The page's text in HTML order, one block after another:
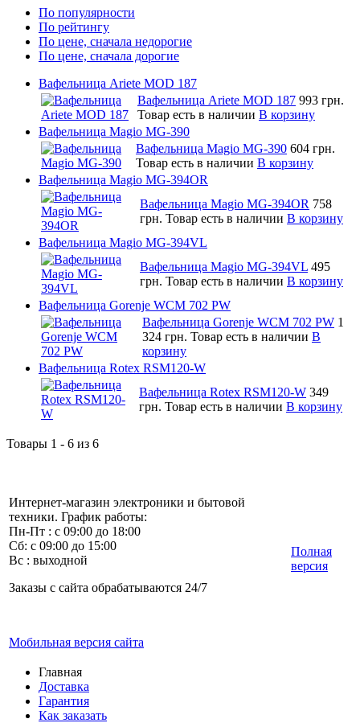
По популярности
По рейтингу
По цене, сначала недорогие
По цене, сначала дорогие
Вафельница Ariete MOD 187
Вафельница Ariete MOD 187 993 грн.
Товар есть в наличии В корзину
Вафельница Magio MG-390
Вафельница Magio MG-390 604 грн.
Товар есть в наличии В корзину
Вафельница Magio MG-394OR
Вафельница Magio MG-394OR 758
грн. Товар есть в наличии В корзину
Вафельница Magio MG-394VL
Вафельница Magio MG-394VL 495
грн. Товар есть в наличии В корзину
Вафельница Gorenje WCM 702 PW
Вафельница Gorenje WCM 702 PW 1
324 грн. Товар есть в наличии В
корзину
Вафельница Rotex RSM120-W
Вафельница Rotex RSM120-W 349
грн. Товар есть в наличии В корзину
Товары 1 - 6 из 6
Интернет-магазин электроники и бытовой
техники. График работы:
Пн-Пт : с 09:00 до 18:00
Сб: с 09:00 до 15:00
Вс : выходной
Заказы с сайта обрабатываются 24/7
Мобильная версия сайта
Полная
версия
Главная
Доставка
Гарантия
Как заказать